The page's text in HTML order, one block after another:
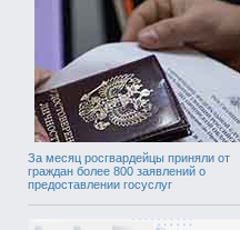
За месяц росгвардейцы приняли от
граждан более 800 заявлений о
предоставлении госуслуг